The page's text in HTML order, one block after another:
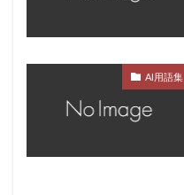
AI用語集